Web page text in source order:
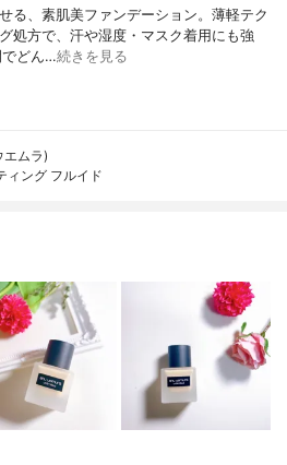
る、素肌美ファンデーション。薄軽テク
処方で、汗や湿度・マスク着用にも強
でどん…続きを見る
ムラ)
ィング フルイド